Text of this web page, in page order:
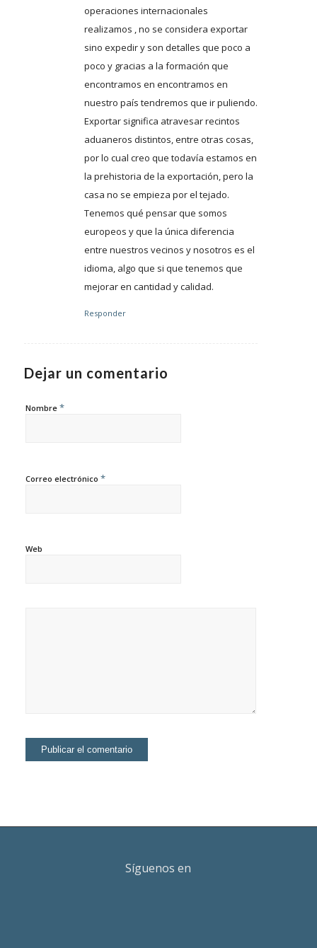
operaciones internacionales
realizamos , no se considera exportar
sino expedir y son detalles que poco a
poco y gracias a la formación que
encontramos en encontramos en
nuestro país tendremos que ir puliendo.
Exportar significa atravesar recintos
aduaneros distintos, entre otras cosas,
por lo cual creo que todavía estamos en
la prehistoria de la exportación, pero la
casa no se empieza por el tejado.
Tenemos qué pensar que somos
europeos y que la única diferencia
entre nuestros vecinos y nosotros es el
idioma, algo que si que tenemos que
mejorar en cantidad y calidad.
Responder
Dejar un comentario
Nombre *
Correo electrónico *
Web
Síguenos en